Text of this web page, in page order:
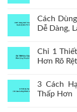
Cách
Dễ Dàng,
Chỉ 1
Hơn Rõ Rệt
3 Cách
Thấp Hơn